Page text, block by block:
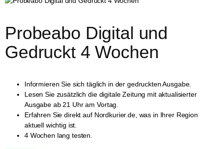
Probeabo Digital und
Gedruckt 4 Wochen
Informieren Sie sich täglich in der gedruckten Ausgabe.
Lesen Sie zusätzlich die digitale Zeitung mit aktualisierter
Ausgabe ab 21 Uhr am Vortag.
Erfahren Sie direkt auf Nordkurier.de, was in Ihrer Region
aktuell wichtig ist.
4 Wochen lang testen.